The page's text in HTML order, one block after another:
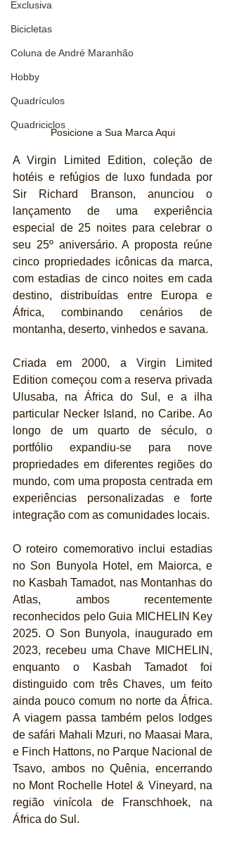
Exclusiva
Bicicletas
Coluna de André Maranhão
Hobby
Quadrículos
Quadriciclos
Posicione a Sua Marca Aqui
A Virgin Limited Edition, coleção de
hotéis e refúgios de luxo fundada por
Sir Richard Branson, anunciou o
lançamento de uma experiência
especial de 25 noites para celebrar o
seu 25º aniversário. A proposta reúne
cinco propriedades icônicas da marca,
com estadias de cinco noites em cada
destino, distribuídas entre Europa e
África, combinando cenários de
montanha, deserto, vinhedos e savana.
Criada em 2000, a Virgin Limited
Edition começou com a reserva privada
Ulusaba, na África do Sul, e a ilha
particular Necker Island, no Caribe. Ao
longo de um quarto de século, o
portfólio expandiu-se para nove
propriedades em diferentes regiões do
mundo, com uma proposta centrada em
experiências personalizadas e forte
integração com as comunidades locais.
O roteiro comemorativo inclui estadias
no Son Bunyola Hotel, em Maiorca, e
no Kasbah Tamadot, nas Montanhas do
Atlas, ambos recentemente
reconhecidos pelo Guia MICHELIN Key
2025. O Son Bunyola, inaugurado em
2023, recebeu uma Chave MICHELIN,
enquanto o Kasbah Tamadot foi
distinguido com três Chaves, um feito
ainda pouco comum no norte da África.
A viagem passa também pelos lodges
de safári Mahali Mzuri, no Maasai Mara,
e Finch Hattons, no Parque Nacional de
Tsavo, ambos no Quênia, encerrando
no Mont Rochelle Hotel & Vineyard, na
região vinícola de Franschhoek, na
África do Sul.